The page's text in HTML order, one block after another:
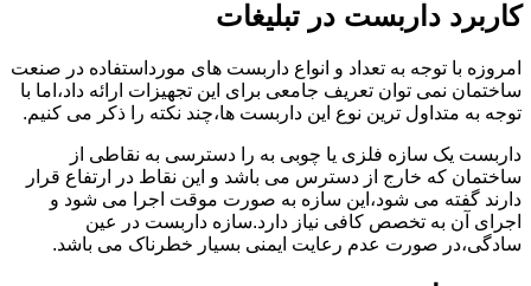
کاربرد داربست در تبلیغات
امروزه با توجه به تعداد و انواع داربست های مورداستفاده در صنعت
ساختمان نمی توان تعریف جامعی برای این تجهیزات ارائه داد،اما با
توجه به متداول ترین نوع این داربست ها،چند نکته را ذکر می کنیم.
داربست یک سازه فلزی یا چوبی به را دسترسی به نقاطی از
ساختمان که خارج از دسترس می باشد و این نقاط در ارتفاع قرار
دارند گفته می شود،این سازه به صورت موقت اجرا می شود و
اجرای آن به تخصص کافی نیاز دارد.سازه داربست در عین
سادگی،در صورت عدم رعایت ایمنی بسیار خطرناک می باشد.